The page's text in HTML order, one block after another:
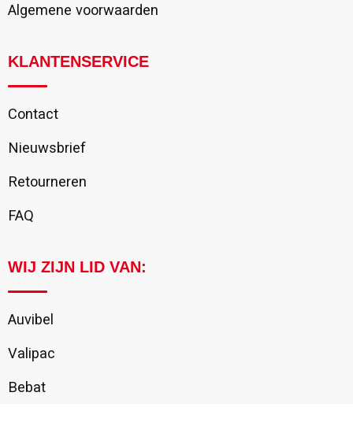
Algemene voorwaarden
KLANTENSERVICE
Contact
Nieuwsbrief
Retourneren
FAQ
WIJ ZIJN LID VAN:
Auvibel
Valipac
Bebat